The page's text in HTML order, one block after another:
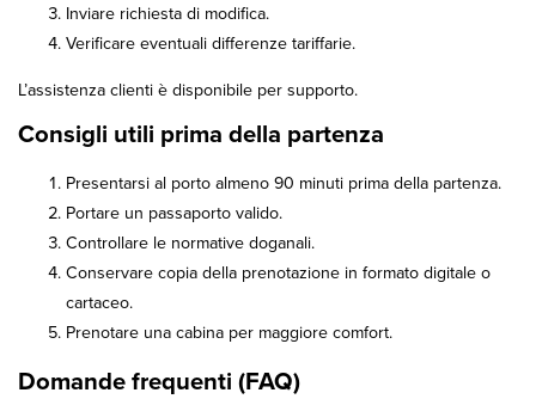
Inviare richiesta di modifica.
Verificare eventuali differenze tariffarie.
L’assistenza clienti è disponibile per supporto.
Consigli utili prima della partenza
Presentarsi al porto almeno 90 minuti prima della partenza.
Portare un passaporto valido.
Controllare le normative doganali.
Conservare copia della prenotazione in formato digitale o
cartaceo.
Prenotare una cabina per maggiore comfort.
Domande frequenti (FAQ)